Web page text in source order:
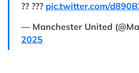
?? ??? pic.twitter.com/
— Manchester United
2025